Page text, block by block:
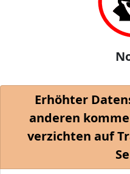
Erhöhter
anderen
verzichten auf